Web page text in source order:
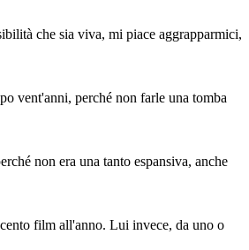
che sia viva, mi piace aggrapparmici,
vent'anni, perché non farle una tomba
non era una tanto espansiva, anche
film all'anno. Lui invece, da uno o